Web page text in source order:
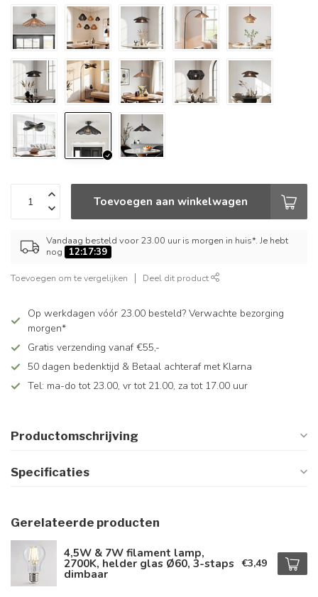
Toevoegen aan winkelwagen
Vandaag besteld voor 23.00 uur is morgen in huis*. Je hebt
nog
12:17:38
Toevoegen om te vergelijken Deel dit product
Op werkdagen vóór 23.00 besteld? Verwachte bezorging
morgen*
Gratis verzending vanaf €55,-
50 dagen bedenktijd & Betaal achteraf met Klarna
Tel: ma-do tot 23.00, vr tot 21.00, za tot 17.00 uur
Productomschrijving
Specificaties
Gerelateerde producten
4,5W & 7W filament lamp,
2700K, helder glas Ø60, 3-staps
dimbaar
€3,49